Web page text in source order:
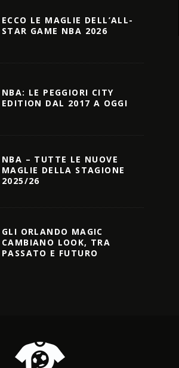
ECCO LE MAGLIE DELL’ALL-
STAR GAME NBA 2026
NBA: LE PEGGIORI CITY
EDITION DAL 2017 A OGGI
NBA – TUTTE LE NUOVE
MAGLIE DELLA STAGIONE
2025/26
GLI ORLANDO MAGIC
CAMBIANO LOOK, TRA
PASSATO E FUTURO